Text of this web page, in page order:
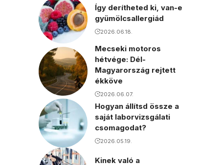
Így derítheted ki, van-e
gyümölcsallergiád
2026.06.18.
Mecseki motoros
hétvége: Dél-
Magyarország rejtett
ékköve
2026.06.07.
Hogyan állítsd össze a
saját laborvizsgálati
csomagodat?
2026.05.19.
Kinek való a